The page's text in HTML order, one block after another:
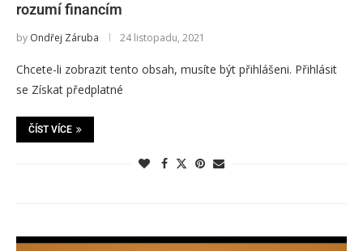
rozumí financím
by Ondřej Záruba 24 listopadu, 2021
Chcete-li zobrazit tento obsah, musíte být přihlášeni. Přihlásit
se Získat předplatné
ČÍST VÍCE